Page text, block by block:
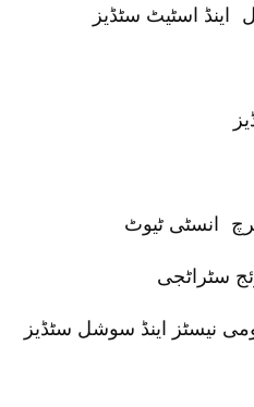
اینڈ اسٹیٹ سٹڈیز
انسٹی ٹیوٹ
سٹراٹجی
نیسٹز اینڈ سوشل سٹڈیز